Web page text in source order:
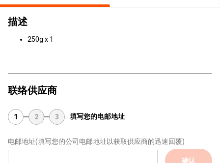
描述
250g x 1
联络供应商
1 2 3 填写您的电邮地址
电邮地址(填写您的公司电邮地址以获取供应商的迅速回覆)
确认